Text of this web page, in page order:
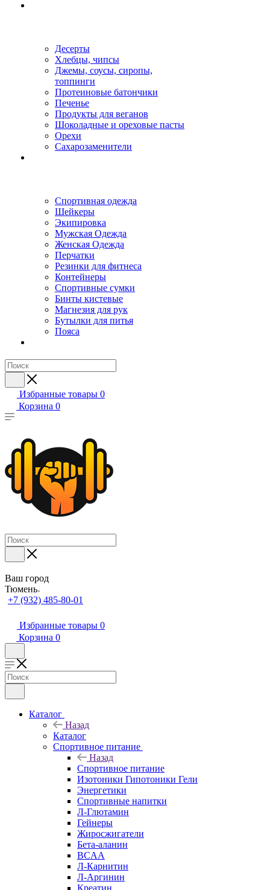
Десерты
Хлебцы, чипсы
Джемы, соусы, сиропы,
топпинги
Протеиновые батончики
Печенье
Продукты для веганов
Шоколадные и ореховые пасты
Орехи
Сахарозаменители
Спортивная одежда
Шейкеры
Экипировка
Мужская Одежда
Женская Одежда
Перчатки
Резинки для фитнеса
Контейнеры
Спортивные сумки
Бинты кистевые
Магнезия для рук
Бутылки для питья
Пояса
Избранные товары 0
Корзина 0
Ваш город
Тюмень
+7 (932) 485-80-01
Избранные товары 0
Корзина 0
Каталог
Назад
Каталог
Спортивное питание
Назад
Спортивное питание
Изотоники Гипотоники Гели
Энергетики
Спортивные напитки
Л-Глютамин
Гейнеры
Жиросжигатели
Бета-аланин
BCAA
Л-Карнитин
Л-Аргинин
Креатин